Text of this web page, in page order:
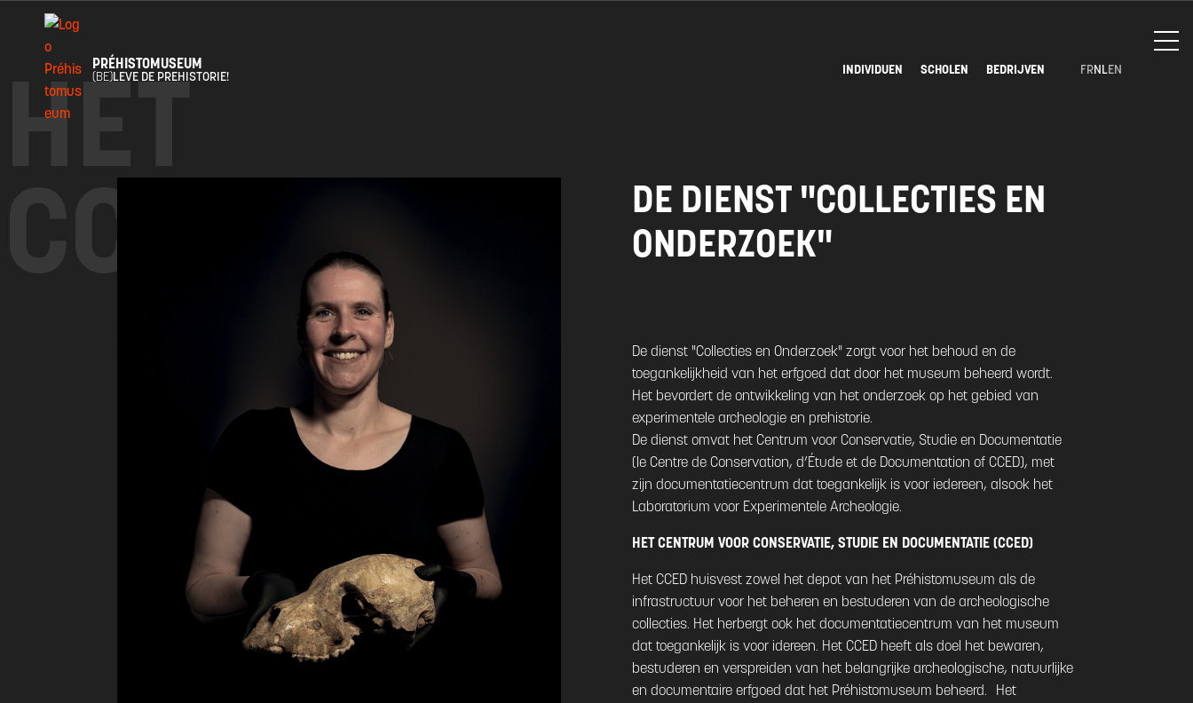
PRÉHISTOMUSEUM
(BE)LEVE DE PREHISTORIE! INDIVIDUEN SCHOLEN BEDRIJVEN FRNLEN
HET
DE DIENST "COLLECTIES EN
ONDERZOEK"
De dienst "Collecties en Onderzoek" zorgt voor het behoud en de
toegankelijkheid van het erfgoed dat door het museum beheerd wordt.
Het bevordert de ontwikkeling van het onderzoek op het gebied van
experimentele archeologie en prehistorie.
De dienst omvat het Centrum voor Conservatie, Studie en Documentatie
(le Centre de Conservation, d’Étude et de Documentation of CCED), met
zijn documentatiecentrum dat toegankelijk is voor iedereen, alsook het
Laboratorium voor Experimentele Archeologie.
HET CENTRUM VOOR CONSERVATIE, STUDIE EN DOCUMENTATIE (CCED)
Het CCED huisvest zowel het depot van het Préhistomuseum als de
infrastructuur voor het beheren en bestuderen van de archeologische
collecties. Het herbergt ook het documentatiecentrum van het museum
dat toegankelijk is voor idereen. Het CCED heeft als doel het bewaren,
bestuderen en verspreiden van het belangrijke archeologische, natuurlijke
en documentaire erfgoed dat het Préhistomuseum beheerd. Het